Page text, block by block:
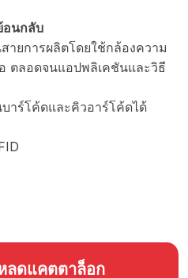
อนกลับ
ายการผลิตโดยใช้กล้องความ
ตลอดจนแอปพลิเคชันและวิธี
บาร์โค้ดและคิวอาร์โค้ดได้
ลดแคตตาล็อก